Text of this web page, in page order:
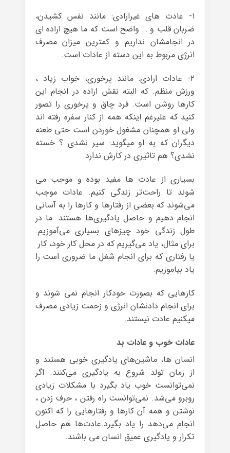
۱- عادت های غیرارادی: مانند نفس کشیدن،
ضربان قلب و … واضح است که ما هیچ اراده ای
در انجامشان نداریم و کمترین میزان مصرف
انرژی مربوط به این دسته از عادات است.
۲- عادات ارادی: مانند پرخوری، خواب زیاد ،
ورزش منظم. که البته نقش اراده در انجام این
کارها روشن است. فرد چاق و پرخوری را تصور
کنید که علیرغم اینکه همه از کنار سفره رفته اند
ولی او همچنان مشغول خوردن است حتی طعنه
دیگران که به او میگوید: سیر نشدی ؟ خسته
نشدی؟ هم تاثیری در کارش ندارد.
بسیاری از عادت‌ ها مفید بوده و موجب می
شوند تا راحت‌تر زندگی کنیم. عادات‌ موجب
می‌شوند که بعضی از رفتارها و کارها را به آسانی
انجام دهیم و حاصل یادگیری‌ها هستند. ما در
طول زندگی‌ خود چیزهای بسیاری می‌آموزیم.
برای مثال، یاد می‌گیریم که در محل کار خود، کار
یا رفتاری که برای انجام شغل ما ضروری است را
یاد بیاموزیم.
کارهایی که بصورت خودکار انجام نمی شوند و
برای انجام دادنشان انرژی و زحمت زیادی مصرف
میکنیم عادت نیستند.
عادات خوب و عادات بد
انسان ها، ماشین‌های یادگیری خوبی هستند و
از زمان تولد شروع به یادگیری می‌کنند. اگر
نمی‌توانست خوب یاد بگیرد با مشکلات زیادی
روبرو می‌شد. نمی‌توانست راه رفتن ، حرف زدن ،
نوشتن و همه آن کارها و رفتارهایی را که اکنون
انجام می‌دهد را یاد بگیرد.عادت‌ها هم حاصل
تکرار و یادگیری عمیق انسان می باشند.